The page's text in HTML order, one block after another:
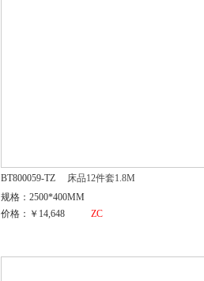
BT800059-TZ
床品12件套1.8M
规格：2500*400MM
价格：￥14,648
ZC